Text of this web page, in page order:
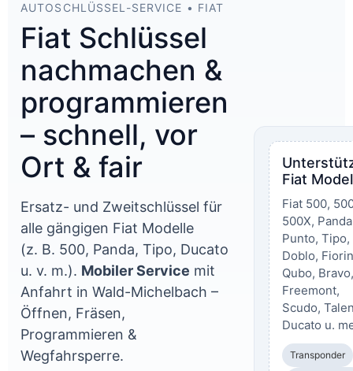
AUTOSCHLÜSSEL-SERVICE • FIAT
Fiat Schlüssel
nachmachen &
programmieren
– schnell, vor
Ort & fair
Ersatz- und Zweitschlüssel für
alle gängigen Fiat Modelle
(z. B. 500, Panda, Tipo, Ducato
u. v. m.). Mobiler Service mit
Anfahrt in Wald-Michelbach –
Öffnen, Fräsen,
Programmieren &
Wegfahrsperre.
Fiat
Fiat 500,
500X,
Punto, Tipo,
Doblo,
Qubo, Bravo,
Freemont,
Scudo,
Ducato u.
Transponder